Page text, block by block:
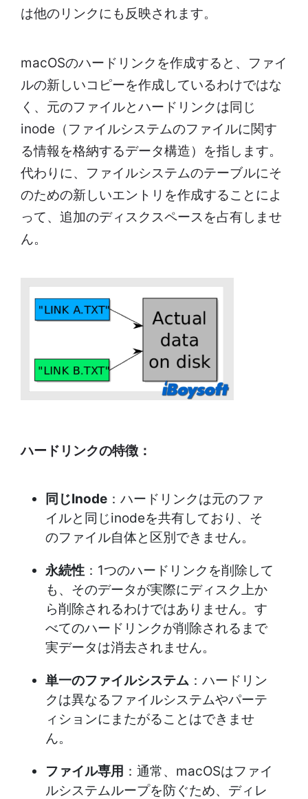
は他のリンクにも反映されます。
macOSのハードリンクを作成すると、ファイ
ルの新しいコピーを作成しているわけではな
く、元のファイルとハードリンクは同じ
inode（ファイルシステムのファイルに関す
る情報を格納するデータ構造）を指します。
代わりに、ファイルシステムのテーブルにそ
のための新しいエントリを作成することによ
って、追加のディスクスペースを占有しませ
ん。
ハードリンクの特徴：
同じInode ：ハードリンクは元のファ
イルと同じinodeを共有しており、そ
のファイル自体と区別できません。
永続性 ：1つのハードリンクを削除して
も、そのデータが実際にディスク上か
ら削除されるわけではありません。す
べてのハードリンクが削除されるまで
実データは消去されません。
単一のファイルシステム ：ハードリン
クは異なるファイルシステムやパーテ
ィションにまたがることはできませ
ん。
ファイル専用 ：通常、macOSはファイ
ルシステムループを防ぐため、ディレ